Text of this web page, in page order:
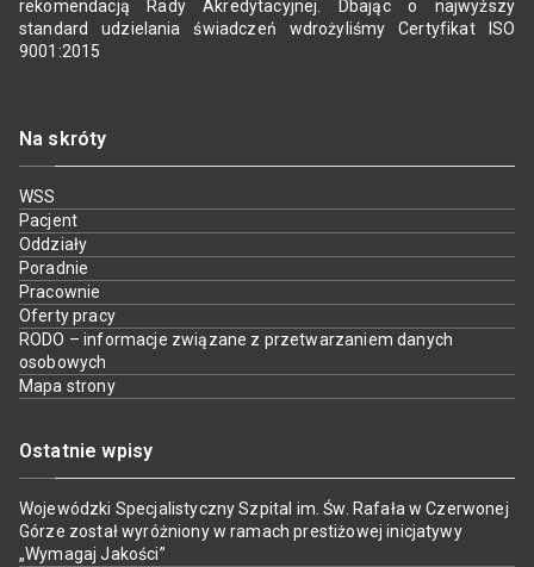
rekomendacją Rady Akredytacyjnej. Dbając o najwyższy
standard udzielania świadczeń wdrożyliśmy Certyfikat ISO
9001:2015
Na skróty
WSS
Pacjent
Oddziały
Poradnie
Pracownie
Oferty pracy
RODO – informacje związane z przetwarzaniem danych
osobowych
Mapa strony
Ostatnie wpisy
Wojewódzki Specjalistyczny Szpital im. Św. Rafała w Czerwonej
Górze został wyróżniony w ramach prestiżowej inicjatywy
„Wymagaj Jakości”